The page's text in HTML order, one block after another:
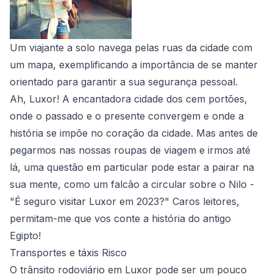
Um viajante a solo navega pelas ruas da cidade com
um mapa, exemplificando a importância de se manter
orientado para garantir a sua segurança pessoal.
Ah, Luxor! A encantadora cidade dos cem portões,
onde o passado e o presente convergem e onde a
história se impõe no coração da cidade. Mas antes de
pegarmos nas nossas roupas de viagem e irmos até
lá, uma questão em particular pode estar a pairar na
sua mente, como um falcão a circular sobre o Nilo -
"É seguro visitar Luxor em 2023?" Caros leitores,
permitam-me que vos conte a história do antigo
Egipto!
Transportes e táxis Risco
O trânsito rodoviário em Luxor pode ser um pouco